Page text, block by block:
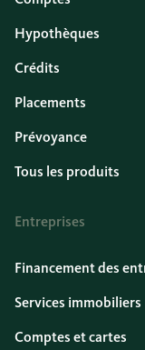
Hypothèques
Crédits
Placements
Prévoyance
Tous les produits
Entreprises
Financement des
Services immobiliers
Comptes et cartes